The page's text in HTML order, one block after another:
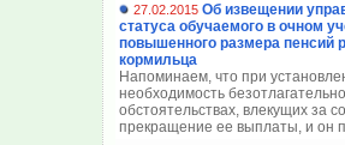
27.02.2015 Об извещении
статуса обучаемого в очном
повышенного размера пенсий
кормильца
Напоминаем, что при
необходимость
обстоятельствах, влекущих за
прекращение ее выплаты, и он